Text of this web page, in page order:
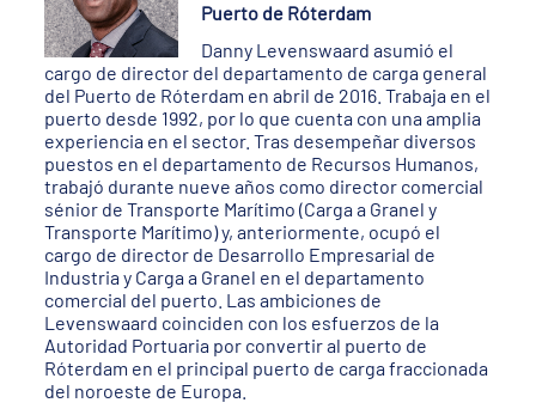
Puerto de Róterdam
Danny Levenswaard asumió el
cargo de director del departamento de carga general
del Puerto de Róterdam en abril de 2016. Trabaja en el
puerto desde 1992, por lo que cuenta con una amplia
experiencia en el sector. Tras desempeñar diversos
puestos en el departamento de Recursos Humanos,
trabajó durante nueve años como director comercial
sénior de Transporte Marítimo (Carga a Granel y
Transporte Marítimo) y, anteriormente, ocupó el
cargo de director de Desarrollo Empresarial de
Industria y Carga a Granel en el departamento
comercial del puerto. Las ambiciones de
Levenswaard coinciden con los esfuerzos de la
Autoridad Portuaria por convertir al puerto de
Róterdam en el principal puerto de carga fraccionada
del noroeste de Europa.